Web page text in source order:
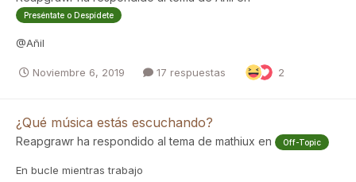
Preséntate o Despídete
@Añil
Noviembre 6, 2019 17 respuestas 2
¿Qué música estás escuchando?
Reapgrawr ha respondido al tema de mathiux en Off-Topic
En bucle mientras trabajo